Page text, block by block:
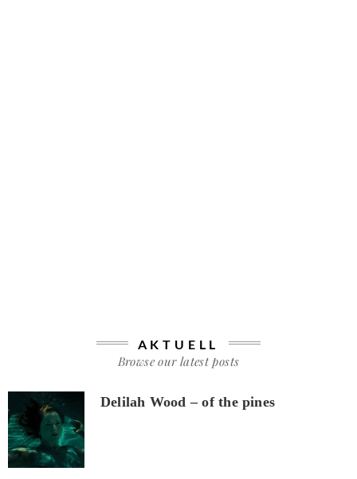
AKTUELL
Browse our latest posts
Delilah Wood – of the pines